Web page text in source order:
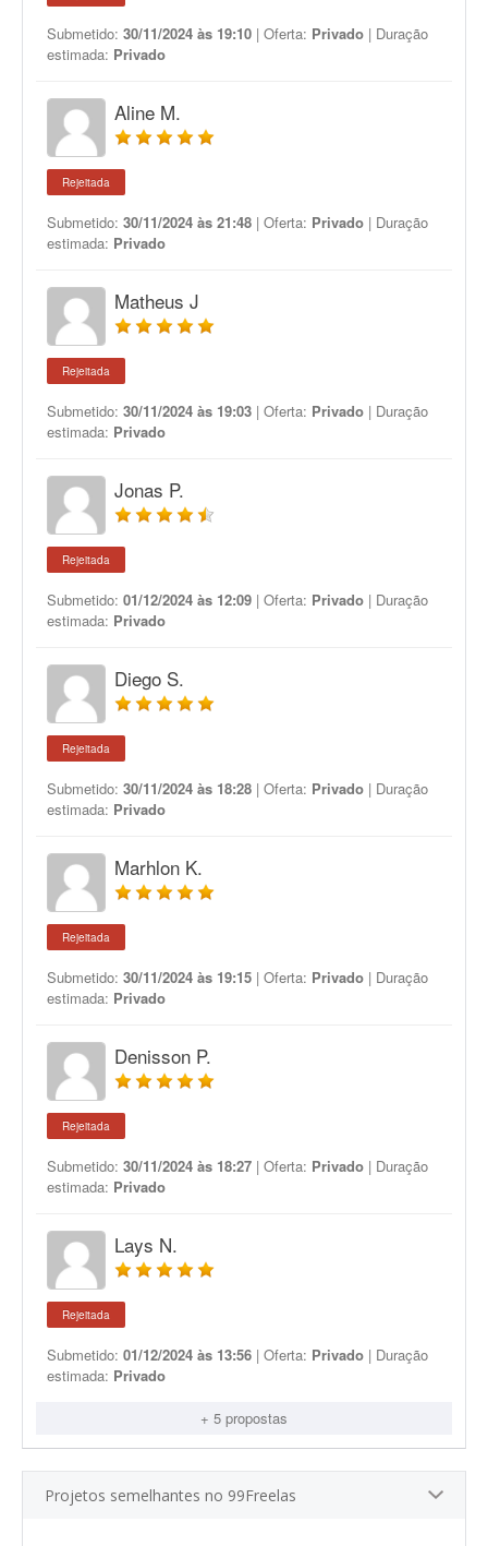
Submetido: 30/11/2024 às 19:10 | Oferta: Privado | Duração
estimada: Privado
Aline M.
Rejeitada
Submetido: 30/11/2024 às 21:48 | Oferta: Privado | Duração
estimada: Privado
Matheus J
Rejeitada
Submetido: 30/11/2024 às 19:03 | Oferta: Privado | Duração
estimada: Privado
Jonas P.
Rejeitada
Submetido: 01/12/2024 às 12:09 | Oferta: Privado | Duração
estimada: Privado
Diego S.
Rejeitada
Submetido: 30/11/2024 às 18:28 | Oferta: Privado | Duração
estimada: Privado
Marhlon K.
Rejeitada
Submetido: 30/11/2024 às 19:15 | Oferta: Privado | Duração
estimada: Privado
Denisson P.
Rejeitada
Submetido: 30/11/2024 às 18:27 | Oferta: Privado | Duração
estimada: Privado
Lays N.
Rejeitada
Submetido: 01/12/2024 às 13:56 | Oferta: Privado | Duração
estimada: Privado
+ 5 propostas
Projetos semelhantes no 99Freelas